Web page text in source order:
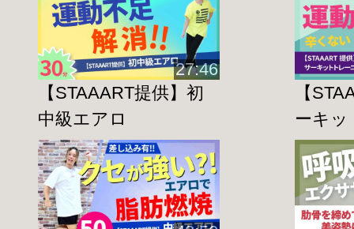
初めから全部完璧にできなくても大丈夫
少しずつ学びながらレッスンを楽しん
27:46
【STAAART提供】初
中級エアロ
【
ーキ